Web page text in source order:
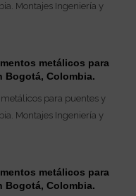
metálicos para
Bogotá, Colombia.
metálicos para
Bogotá, Colombia.